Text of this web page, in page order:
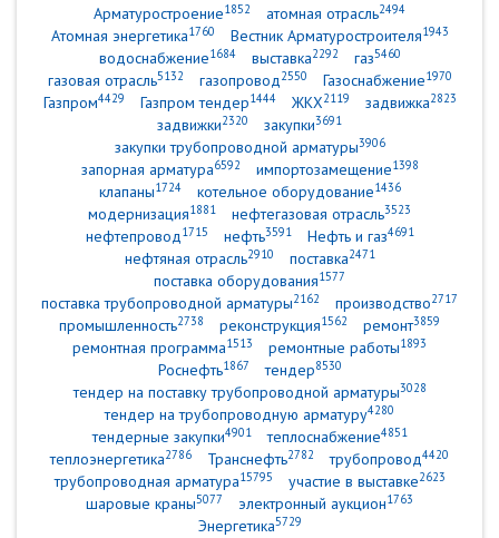
Арматуростроение1852 атомная отрасль2494
Атомная энергетика1760 Вестник Арматуростроителя1943
водоснабжение1684 выставка2292 газ5460
газовая отрасль5132 газопровод2550 Газоснабжение1970
Газпром4429 Газпром тендер1444 ЖКХ2119 задвижка2823
задвижки2320 закупки3691
закупки трубопроводной арматуры3906
запорная арматура6592 импортозамещение1398
клапаны1724 котельное оборудование1436
модернизация1881 нефтегазовая отрасль3523
нефтепровод1715 нефть3591 Нефть и газ4691
нефтяная отрасль2910 поставка2471
поставка оборудования1577
поставка трубопроводной арматуры2162 производство2717
промышленность2738 реконструкция1562 ремонт3859
ремонтная программа1513 ремонтные работы1893
Роснефть1867 тендер8530
тендер на поставку трубопроводной арматуры3028
тендер на трубопроводную арматуру4280
тендерные закупки4901 теплоснабжение4851
теплоэнергетика2786 Транснефть2782 трубопровод4420
трубопроводная арматура15795 участие в выставке2623
шаровые краны5077 электронный аукцион1763
Энергетика5729